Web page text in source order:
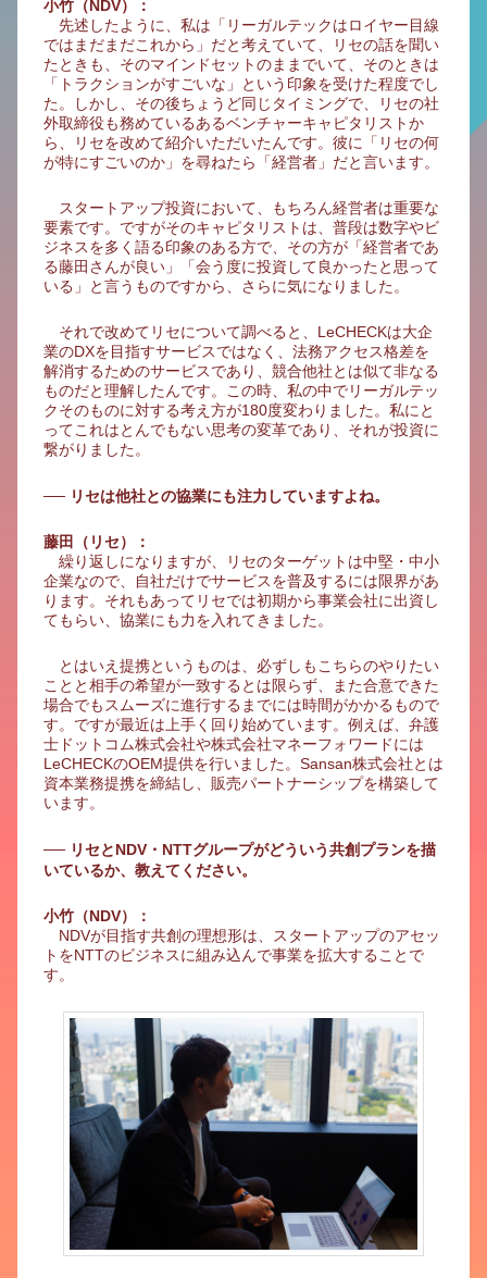
小竹（NDV）：
先述したように、私は「リーガルテックはロイヤー目線
ではまだまだこれから」だと考えていて、リセの話を聞い
たときも、そのマインドセットのままでいて、そのときは
「トラクションがすごいな」という印象を受けた程度でし
た。しかし、その後ちょうど同じタイミングで、リセの社
外取締役も務めているあるベンチャーキャピタリストか
ら、リセを改めて紹介いただいたんです。彼に「リセの何
が特にすごいのか」を尋ねたら「経営者」だと言います。
スタートアップ投資において、もちろん経営者は重要な
要素です。ですがそのキャピタリストは、普段は数字やビ
ジネスを多く語る印象のある方で、その方が「経営者であ
る藤田さんが良い」「会う度に投資して良かったと思って
いる」と言うものですから、さらに気になりました。
それで改めてリセについて調べると、LeCHECKは大企
業のDXを目指すサービスではなく、法務アクセス格差を
解消するためのサービスであり、競合他社とは似て非なる
ものだと理解したんです。この時、私の中でリーガルテッ
クそのものに対する考え方が180度変わりました。私にと
ってこれはとんでもない思考の変革であり、それが投資に
繋がりました。
── リセは他社との協業にも注力していますよね。
藤田（リセ）：
繰り返しになりますが、リセのターゲットは中堅・中小
企業なので、自社だけでサービスを普及するには限界があ
ります。それもあってリセでは初期から事業会社に出資し
てもらい、協業にも力を入れてきました。
とはいえ提携というものは、必ずしもこちらのやりたい
ことと相手の希望が一致するとは限らず、また合意できた
場合でもスムーズに進行するまでには時間がかかるもので
す。ですが最近は上手く回り始めています。例えば、弁護
士ドットコム株式会社や株式会社マネーフォワードには
LeCHECKのOEM提供を行いました。Sansan株式会社とは
資本業務提携を締結し、販売パートナーシップを構築して
います。
── リセとNDV・NTTグループがどういう共創プランを描
いているか、教えてください。
小竹（NDV）：
NDVが目指す共創の理想形は、スタートアップのアセッ
トをNTTのビジネスに組み込んで事業を拡大することで
す。